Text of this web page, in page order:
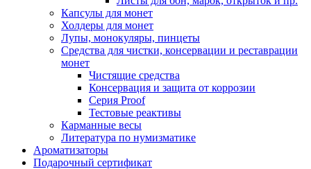
Капсулы для монет
Холдеры для монет
Лупы, монокуляры, пинцеты
Средства для чистки, консервации и реставрации
монет
Чистящие средства
Консервация и защита от коррозии
Серия Proof
Тестовые реактивы
Карманные весы
Литература по нумизматике
Ароматизаторы
Подарочный сертификат